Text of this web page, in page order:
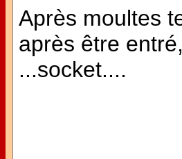
Après moultes
après être
...socket....